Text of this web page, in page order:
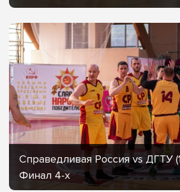
Справедливая Россия vs ДГТУ
Финал 4-х